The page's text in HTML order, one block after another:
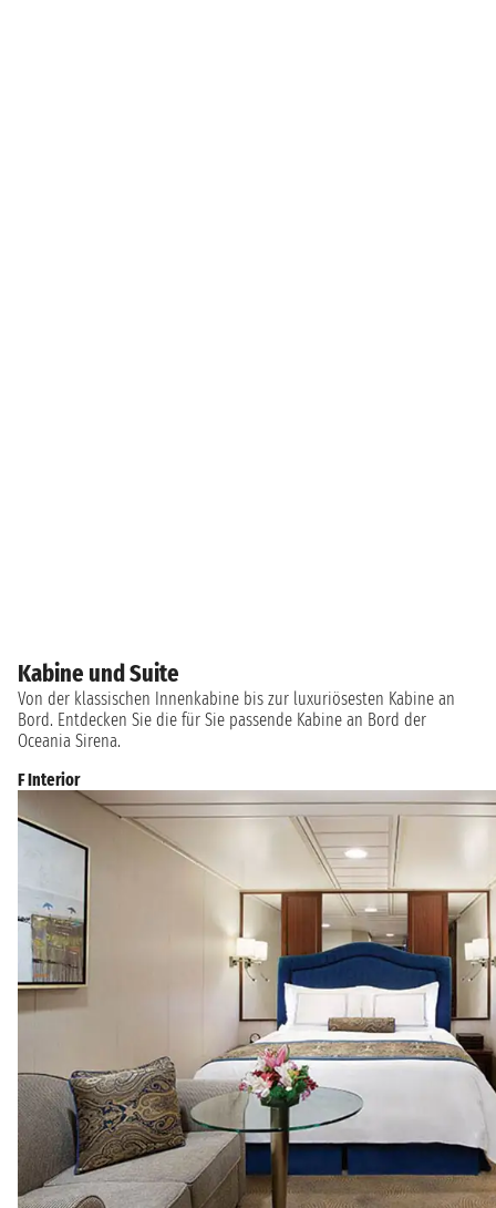
Kabine und Suite
Von der klassischen Innenkabine bis zur luxuriösesten Kabine an
Bord. Entdecken Sie die für Sie passende Kabine an Bord der
Oceania Sirena.
F Interior